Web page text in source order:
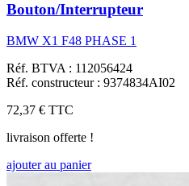
Bouton/Interrupteur
BMW X1 F48 PHASE 1
Réf. BTVA : 112056424
Réf. constructeur : 9374834AI02
72,37 € TTC
livraison offerte !
ajouter au panier